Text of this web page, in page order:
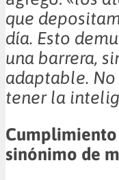
que
día. Esto
una barrera,
adaptable.
tener la
sinónimo de